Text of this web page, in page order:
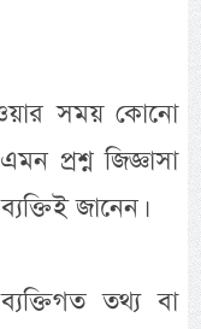
সময় কোনো
প্রশ্ন জিজ্ঞাসা
জানেন।
তথ্য বা